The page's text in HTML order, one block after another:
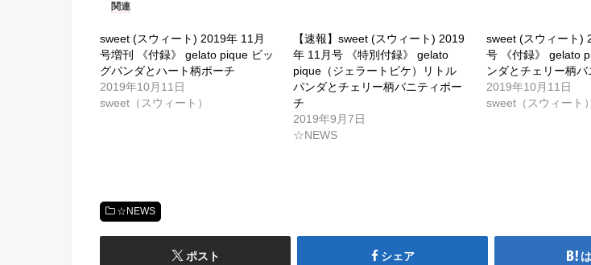
関連
sweet (スウィート) 2019年 11月
号増刊 《付録》 gelato pique ビッ
グパンダとハート柄ポーチ
2019年10月11日
sweet（スウィート）
【速報】sweet (スウィート) 2019
年 11月号 《特別付録》 gelato
pique（ジェラートピケ）リトル
パンダとチェリー柄バニティポー
チ
2019年9月7日
☆NEWS
sweet (スウィート)
号 《付録》 gelato
ンダとチェリー柄
2019年10月11日
sweet（スウィート）
☆NEWS
ポスト シェア